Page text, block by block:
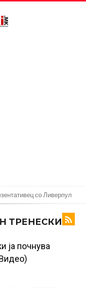
со Ливерпул
доаѓа во Јувентус!
на турнирите на ФИФА
Протекоа детали од
да се засили од Реал
“Тие ќе ја освојат
ТРЕНЕСКИ
ја почнува